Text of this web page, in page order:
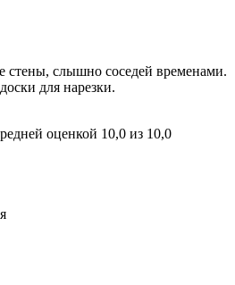
стены, слышно соседей временами.
для нарезки.
оценкой 10,0 из 10,0